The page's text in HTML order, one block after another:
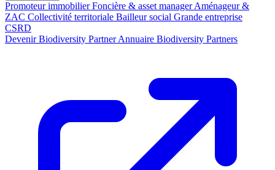
Promoteur immobilierFoncière & asset managerAménageur &
ZAC Collectivité territoriale Bailleur social Grande entreprise
CSRD
Devenir Biodiversity PartnerAnnuaire Biodiversity Partners